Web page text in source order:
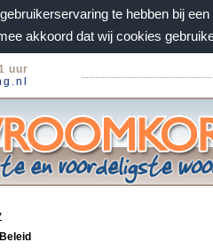
te hebben bij
akkoord dat wij cookies
uur